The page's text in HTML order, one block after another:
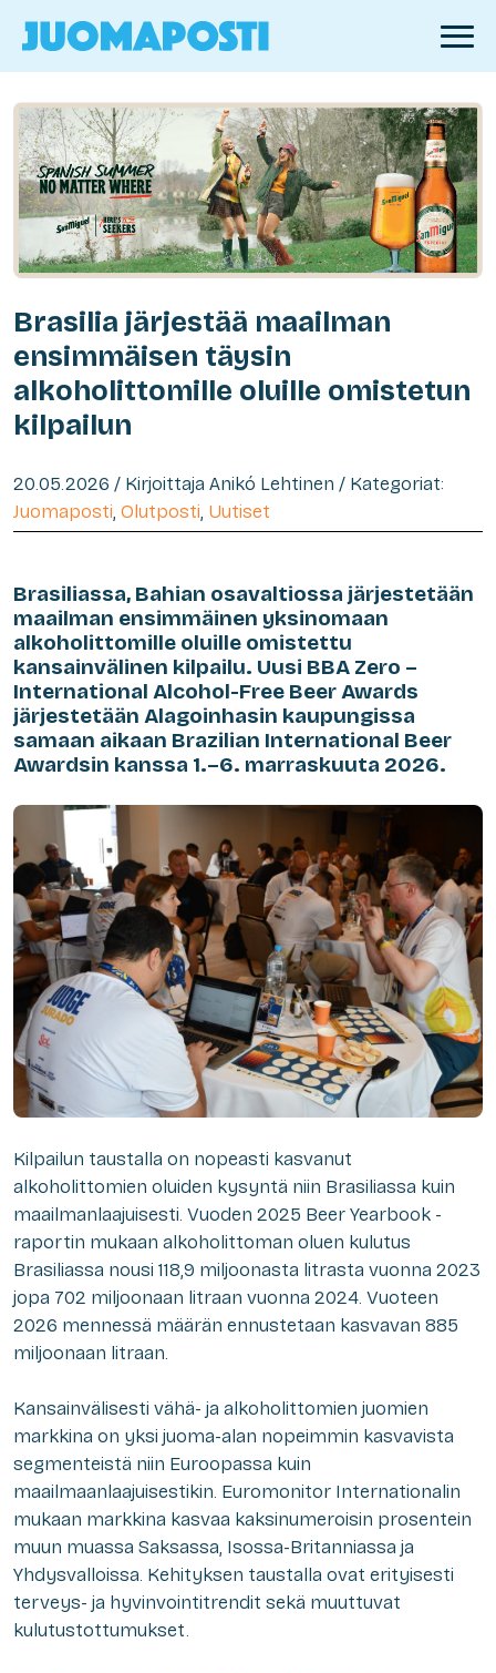
Brasilia järjestää maailman
ensimmäisen täysin
alkoholittomille oluille omistetun
kilpailun
20.05.2026 / Kirjoittaja Anikó Lehtinen / Kategoriat:
Juomaposti, Olutposti, Uutiset
Brasiliassa, Bahian osavaltiossa järjestetään
maailman ensimmäinen yksinomaan
alkoholittomille oluille omistettu
kansainvälinen kilpailu. Uusi BBA Zero –
International Alcohol-Free Beer Awards
järjestetään Alagoinhasin kaupungissa
samaan aikaan Brazilian International Beer
Awardsin kanssa 1.–6. marraskuuta 2026.
Kilpailun taustalla on nopeasti kasvanut
alkoholittomien oluiden kysyntä niin Brasiliassa kuin
maailmanlaajuisesti. Vuoden 2025 Beer Yearbook -
raportin mukaan alkoholittoman oluen kulutus
Brasiliassa nousi 118,9 miljoonasta litrasta vuonna 2023
jopa 702 miljoonaan litraan vuonna 2024. Vuoteen
2026 mennessä määrän ennustetaan kasvavan 885
miljoonaan litraan.
Kansainvälisesti vähä- ja alkoholittomien juomien
markkina on yksi juoma-alan nopeimmin kasvavista
segmenteistä niin Euroopassa kuin
maailmaanlaajuisestikin. Euromonitor Internationalin
mukaan markkina kasvaa kaksinumeroisin prosentein
muun muassa Saksassa, Isossa-Britanniassa ja
Yhdysvalloissa. Kehityksen taustalla ovat erityisesti
terveys- ja hyvinvointitrendit sekä muuttuvat
kulutustottumukset.